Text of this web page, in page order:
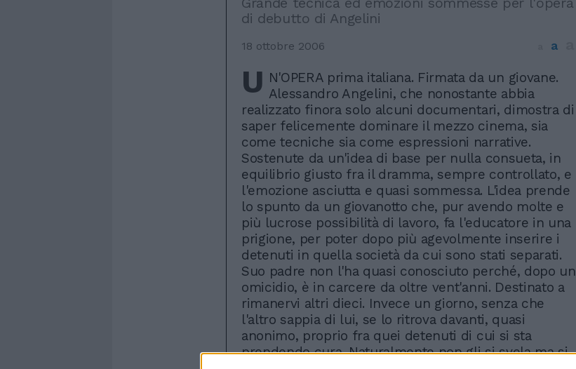
di debutto di Angelini
18 ottobre 2006 a
U N'OPERA prima italiana. Firmata da un giovane.
Alessandro Angelini, che nonostante abbia
realizzato finora solo alcuni documentari, dimostra di
saper felicemente dominare il mezzo cinema, sia
come tecniche sia come espressioni narrative.
Sostenute da un'idea di base per nulla consueta, in
equilibrio giusto fra il dramma, sempre controllato, e
l'emozione asciutta e quasi sommessa. L'idea prende
lo spunto da un giovanotto che, pur avendo molte e
più lucrose possibilità di lavoro, fa l'educatore in una
prigione, per poter dopo più agevolmente inserire i
detenuti in quella società da cui sono stati separati.
Suo padre non l'ha quasi conosciuto perché, dopo un
omicidio, è in carcere da oltre vent'anni. Destinato a
rimanervi altri dieci. Invece un giorno, senza che
l'altro sappia di lui, se lo ritrova davanti, quasi
anonimo, proprio fra quei detenuti di cui si sta
prendendo cura. Naturalmente non gli si svela ma si